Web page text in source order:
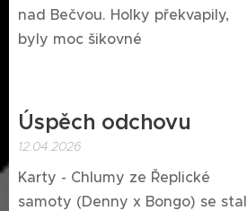
nad Bečvou. Holky překvapily,
byly moc šikovné ♥️🥰
Úspěch odchovu
12.04.2026
Karty - Chlumy ze Řeplické
samoty (Denny x Bongo) se stal